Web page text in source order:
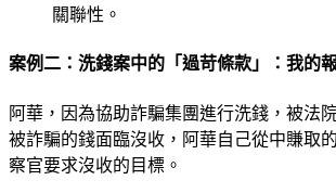
關聯性。
案例二：洗錢案中的「過苛條款」：我的
阿華，因為協助詐騙集團進行洗錢，被法
被詐騙的錢面臨沒收，阿華自己從中賺取
察官要求沒收的目標。